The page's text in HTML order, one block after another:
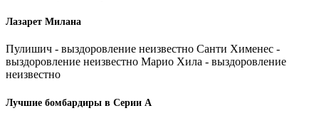
Лазарет Милана
Пулишич - выздоровление неизвестно Санти Хименес -
выздоровление неизвестно Марио Хила - выздоровление
неизвестно
Лучшие бомбардиры в Серии А